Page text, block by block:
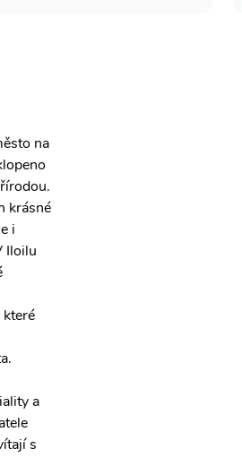
na
krásné
i
Iloilu
a
s